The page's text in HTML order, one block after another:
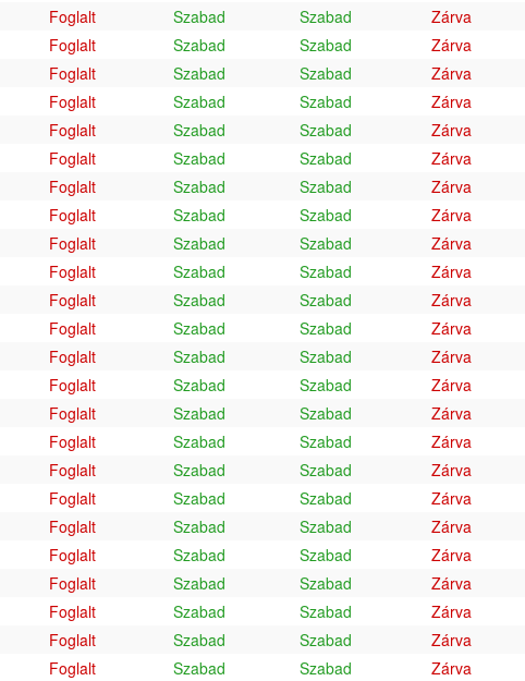
Foglalt Szabad Szabad Zárva
Foglalt Szabad Szabad Zárva
Foglalt Szabad Szabad Zárva
Foglalt Szabad Szabad Zárva
Foglalt Szabad Szabad Zárva
Foglalt Szabad Szabad Zárva
Foglalt Szabad Szabad Zárva
Foglalt Szabad Szabad Zárva
Foglalt Szabad Szabad Zárva
Foglalt Szabad Szabad Zárva
Foglalt Szabad Szabad Zárva
Foglalt Szabad Szabad Zárva
Foglalt Szabad Szabad Zárva
Foglalt Szabad Szabad Zárva
Foglalt Szabad Szabad Zárva
Foglalt Szabad Szabad Zárva
Foglalt Szabad Szabad Zárva
Foglalt Szabad Szabad Zárva
Foglalt Szabad Szabad Zárva
Foglalt Szabad Szabad Zárva
Foglalt Szabad Szabad Zárva
Foglalt Szabad Szabad Zárva
Foglalt Szabad Szabad Zárva
Foglalt Szabad Szabad Zárva